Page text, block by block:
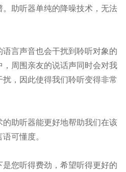
助听器单纯的降噪技术，无法
言声音也会干扰到聆听对象的
周围亲友的说话声同时会对我
，因此使得我们聆听变得非常
助听器能更好地帮助我们在该
可懂度。
您听得费劲，希望听得更好的